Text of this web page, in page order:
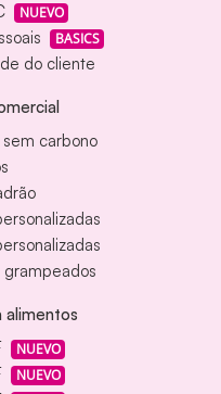
NUEVO
BASICS
do cliente
carbono
alimentos
NUEVO
NUEVO